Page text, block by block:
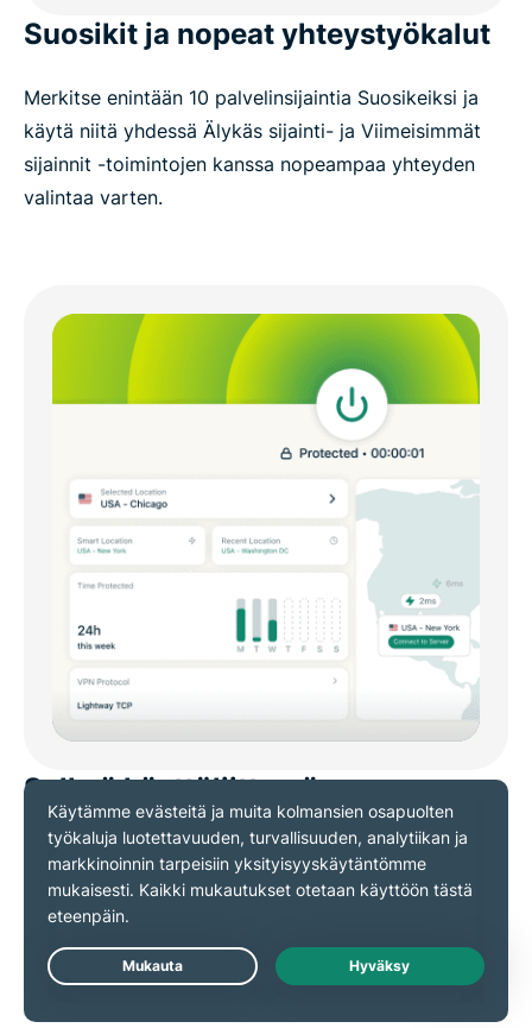
Suosikit ja nopeat yhteystyökalut
Merkitse enintään 10 palvelinsijaintia Suosikeiksi ja
käytä niitä yhdessä Älykäs sijainti- ja Viimeisimmät
sijainnit -toimintojen kanssa nopeampaa yhteyden
valintaa varten.
Selkeä käyttöliittymä
ExpressVPN:n Mac-sovelluksen käyttöliittymä tarjoaa
kätevän pääsyn Älykäs sijainti-, Viimeisimmät
sijainnit- ja Suosikit-toimintoihin, joten voit
muodostaa yhteyden helposti haluamallasi tavalla.
Voit valita palvelimen myös klikkaamalla kartalta.
Live Chat